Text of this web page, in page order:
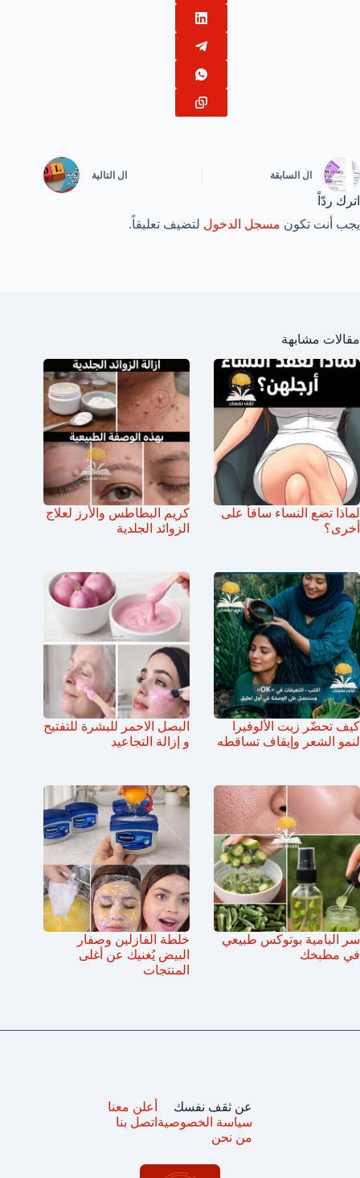
ال السابقة ال التالية
اترك ردّاً
يجب أنت تكون مسجل الدخول لتضيف تعليقاً.
مقالات مشابهة
لماذا تضع النساء ساقاً على
أخرى؟
كريم البطاطس والأرز لعلاج
الزوائد الجلدية
كيف تحضّر زيت الألوفيرا
لنمو الشعر وإيقاف تساقطه
البصل الاحمر للبشرة للتفتيح
و إزالة التجاعيد
سر البامية بوتوكس طبيعي
في مطبخك
خلطة الفازلين وصفار
البيض يُغنيك عن أغلى
المنتجات
عن ثقف نفسك
سياسة الخصوصية
من نحن
أعلن معنا
اتصل بنا